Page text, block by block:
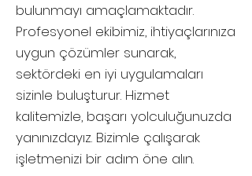
bulunmayı amaçlamaktadır.
Profesyonel ekibimiz, ihtiyaçlarınıza
uygun çözümler sunarak,
sektördeki en iyi uygulamaları
sizinle buluşturur. Hizmet
kalitemizle, başarı yolculuğunuzda
yanınızdayız. Bizimle çalışarak
işletmenizi bir adım öne alın.